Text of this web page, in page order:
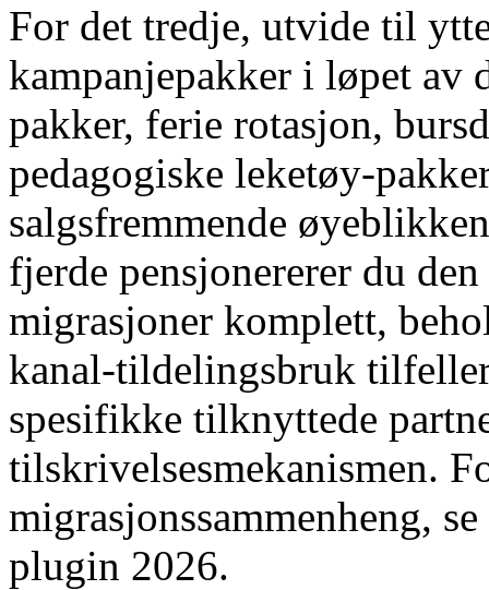
For det tredje, utvide til
kampanjepakker i løpet av
pakker, ferie rotasjon,
pedagogiske leketøy-
salgsfremmende
fjerde pensjonererer du
migrasjoner komplett,
kanal-tildelingsbruk
spesifikke tilknyttede
tilskrivelsesmekanismen.
migrasjonssammenheng,
plugin 2026.